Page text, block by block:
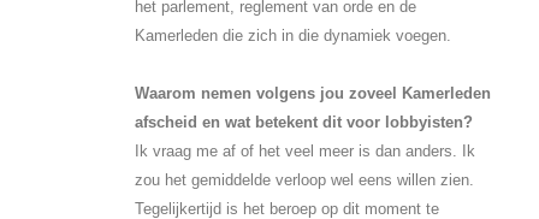
het parlement, reglement van orde en de
Kamerleden die zich in die dynamiek voegen.
Waarom nemen volgens jou zoveel Kamerleden
afscheid en wat betekent dit voor lobbyisten?
Ik vraag me af of het veel meer is dan anders. Ik
zou het gemiddelde verloop wel eens willen zien.
Tegelijkertijd is het beroep op dit moment te